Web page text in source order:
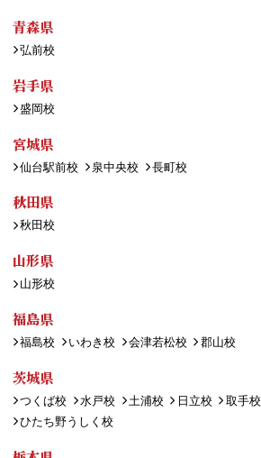
青森県
弘前校
岩手県
盛岡校
宮城県
仙台駅前校 泉中央校 長町校
秋田県
秋田校
山形県
山形校
福島県
福島校 いわき校 会津若松校 郡山校
茨城県
つくば校 水戸校 土浦校 日立校 取手校
ひたち野うしく校